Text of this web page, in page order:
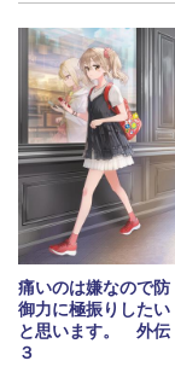
痛いのは嫌なので防
御力に極振りしたい
と思います。 外伝
３